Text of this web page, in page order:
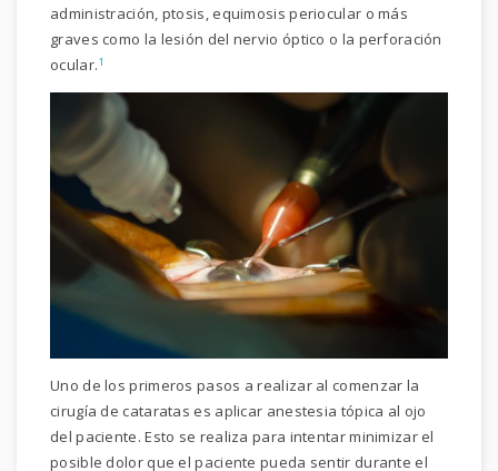
administración, ptosis, equimosis periocular o más
graves como la lesión del nervio óptico o la perforación
ocular.1
Uno de los primeros pasos a realizar al comenzar la
cirugía de cataratas es aplicar anestesia tópica al ojo
del paciente. Esto se realiza para intentar minimizar el
posible dolor que el paciente pueda sentir durante el